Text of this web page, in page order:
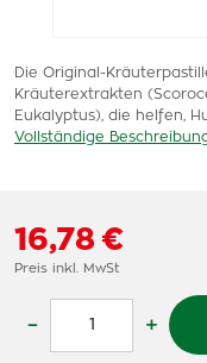
Die Original-
Kräuterextrakten
Eukalyptus), die helfen,
Vollständige
16,78 €
Preis inkl. MwSt
– +